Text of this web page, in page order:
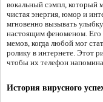
вокальный сэмпл, который
чистая энергия, юмор и
мгновенно вызывать
настоящим феноменом. Его
мемов, когда любой мог
ролику в интернете. Этот
чтобы их телефон
История вирусного